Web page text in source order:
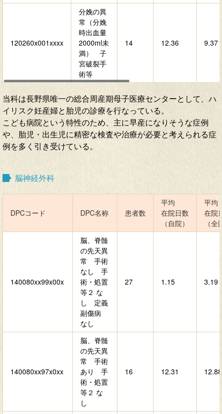
120260x001xxxx
分娩の異
常（分娩
時出血量
2000ml未
満） 子
宮破裂手
術等
14 12.36 9.37
当科は長野県唯一の総合周産期母子医療センターとして、ハ
イリスク妊産婦と胎児の診療を行なっている。
こども病院という特性のため、主に早産になりそうな症例
や、胎児・出生児に精密な検査や治療が必要と考えられる症
例を多く引き受けている。
脳神経外科
DPCコード DPC名称 患者数
平均
在院日数
（自院）
平均
在院
（
140080xx99x00x
脳、脊髄
の先天異
常 手術
なし 手
術・処置
等２ な
し 定義
副傷病
なし
27 1.15 3.19
140080xx97x0xx
脳、脊髄
の先天異
常 手術
あり 手
術・処置
等２ な
し
16 12.31 12.88